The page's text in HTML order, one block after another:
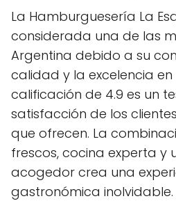
La Hamburguesería La
considerada una de las
Argentina debido a su
calidad y la excelencia en
calificación de 4.9 es un
satisfacción de los
que ofrecen. La
frescos, cocina experta y
acogedor crea una
gastronómica inolvidable.